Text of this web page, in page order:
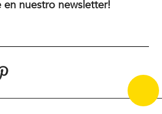
en nuestro newsletter!